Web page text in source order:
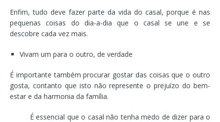
Enfim, tudo deve fazer parte da vida do casal, porque é nas
pequenas coisas do dia-a-dia que o casal se une e se
descobre cada vez mais.
Vivam um para o outro, de verdade
É importante também procurar gostar das coisas que o outro
gosta, contanto que isto não represente o prejuízo do bem-
estar e da harmonia da família.
É essencial que o casal não tenha medo de dizer para o